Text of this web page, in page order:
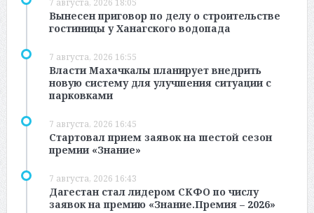
Вынесен приговор по делу о строительстве
гостиницы у Ханагского водопада
7 августа, 2026 16:55
Власти Махачкалы планирует внедрить
новую систему для улучшения ситуации с
парковками
7 августа, 2026 16:45
Стартовал прием заявок на шестой сезон
премии «Знание»
7 августа, 2026 16:43
Дагестан стал лидером СКФО по числу
заявок на премию «Знание.Премия – 2026»